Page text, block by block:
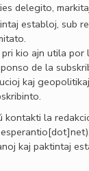
delegito,
establoj, sub
pri kio ajn utila por
de la
kaj
kontakti la
kaj paktintaj